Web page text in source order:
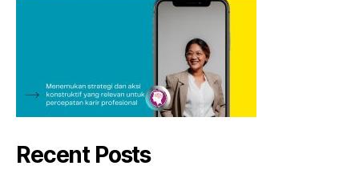
Recent Posts